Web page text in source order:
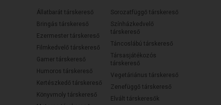
Állatbarát társkereső
Bringás társkereső
Ezermester társkereső
Filmkedvelő társkereső
Gamer társkereső
Humoros társkereső
Kertészkedő társkereső
Könyvmoly társkereső
Sorozatfüggő társkereső
Színházkedvelő
társkereső
Táncoslábú társkereső
Társasjátékozós
társkereső
Vegetáriánus társkereső
Zenefüggő társkereső
Elvált társkeresők